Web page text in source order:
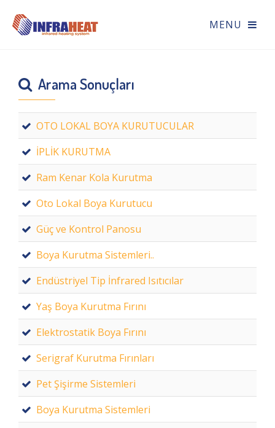
Arama Sonuçları
OTO LOKAL BOYA KURUTUCULAR
İPLİK KURUTMA
Ram Kenar Kola Kurutma
Oto Lokal Boya Kurutucu
Güç ve Kontrol Panosu
Boya Kurutma Sistemleri..
Endüstriyel Tip İnfrared Isıtıcılar
Yaş Boya Kurutma Fırını
Elektrostatik Boya Fırını
Serigraf Kurutma Fırınları
Pet Şişirme Sistemleri
Boya Kurutma Sistemleri